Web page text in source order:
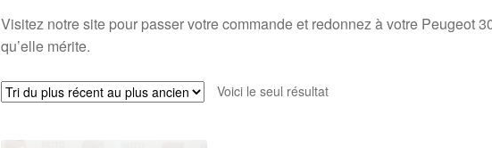
Visitez notre site pour passer votre commande et redonnez à votre Peugeot
qu’elle mérite.
Voici le seul résultat